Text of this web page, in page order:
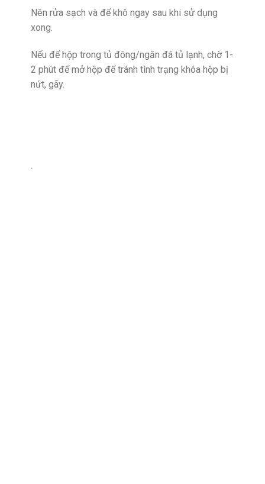
Nên rửa sạch và để khô ngay sau khi sử dụng
xong.
Nếu để hộp trong tủ đông/ngăn đá tủ lạnh, chờ 1-
2 phút để mở hộp để tránh tình trạng khóa hộp bị
nứt, gãy.
.